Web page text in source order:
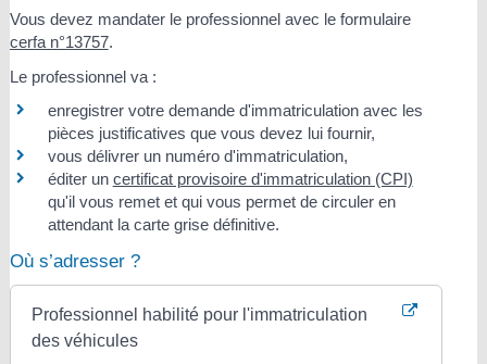
Vous devez mandater le professionnel avec le formulaire
cerfa n°13757.
Le professionnel va :
enregistrer votre demande d'immatriculation avec les
pièces justificatives que vous devez lui fournir,
vous délivrer un numéro d'immatriculation,
éditer un certificat provisoire d'immatriculation (CPI)
qu'il vous remet et qui vous permet de circuler en
attendant la carte grise définitive.
Où s’adresser ?
Professionnel habilité pour l'immatriculation
des véhicules